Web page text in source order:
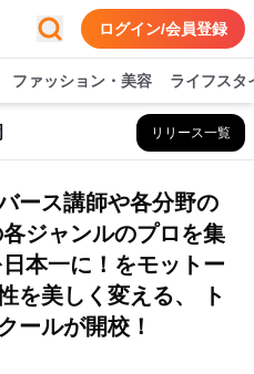
ログイン/会員登録
ファッション・美容 ライフスタ
リリース一覧
ース講師や各分野の
ジャンルのプロを集
本一に！をモットー
を美しく変える、 ト
ールが開校！